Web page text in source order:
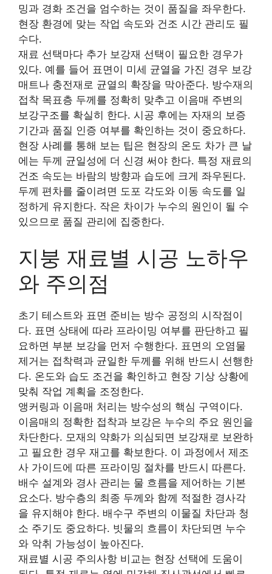
밍과 경화 조건을 엄수하는 것이 품질을 좌우한다.
현장 환경에 맞는 작업 속도와 건조 시간 관리도 필
수다.
재료 선택마다 추가 보강재 선택이 필요한 경우가
있다. 예를 들어 표면이 미세 균열을 가진 경우 보강
매트나 충전재로 균열의 확장을 막아준다. 방수재의
접착 목표층 두께를 정확히 맞추고 이음매 주변의
보강구조를 확실히 한다. 시공 후에는 자재의 보증
기간과 품질 인증 여부를 확인하는 것이 중요하다.
현장 사례를 통해 보는 팁은 현장의 온도 차가 큰 날
에는 두께 균일성에 더 신경 써야 한다. 특정 재료의
건조 속도는 바람의 방향과 습도에 크게 좌우된다.
두께 편차를 줄이려면 도포 각도와 이동 속도를 일
정하게 유지한다. 작은 차이가 누수의 원인이 될 수
있으므로 품질 관리에 집중한다.
지붕 재료별 시공 노하우
와 주의점
초기 테스트와 표면 준비는 방수 공정의 시작점이
다. 표면 상태에 따라 프라이밍 여부를 판단하고 필
요하면 부분 보강을 먼저 수행한다. 표면의 오염물
제거는 접착력과 균일한 두께를 위해 반드시 선행한
다. 온도와 습도 조건을 확인하고 현장 기상 상황에
맞춰 작업 계획을 조정한다.
앵커링과 이음매 처리는 방수성의 핵심 구역이다.
이음매의 정확한 접착과 보강은 누수의 주요 원인을
차단한다. 모재의 약화가 의심되면 보강재로 보완하
고 필요한 경우 재고를 확보한다. 이 과정에서 제조
사 가이드에 따른 프라이밍 절차를 반드시 따른다.
배수 설계와 경사 관리는 물 흐름을 제어하는 기본
요소다. 방수층의 최종 두께와 함께 적절한 경사각
을 유지해야 한다. 배수구 주변의 이물질 차단과 청
소 주기도 중요하다. 빗물의 흐름이 차단되면 누수
와 악취 가능성이 높아진다.
재료별 시공 주의사항 비교는 현장 선택에 도움이